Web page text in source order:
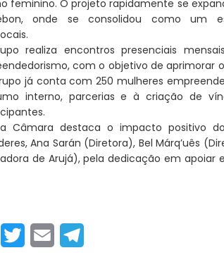
feminino. O projeto rapidamente se
onde se consolidou como um
realiza encontros presenciais
com o objetivo de aprimorar
já conta com 250 mulheres
interno, parcerias e à criação de
Câmara destaca o impacto positivo
Ana Sarán (Diretora), Bel Márq’uês
de Arujá), pela dedicação em
Messenger
Twitter Email